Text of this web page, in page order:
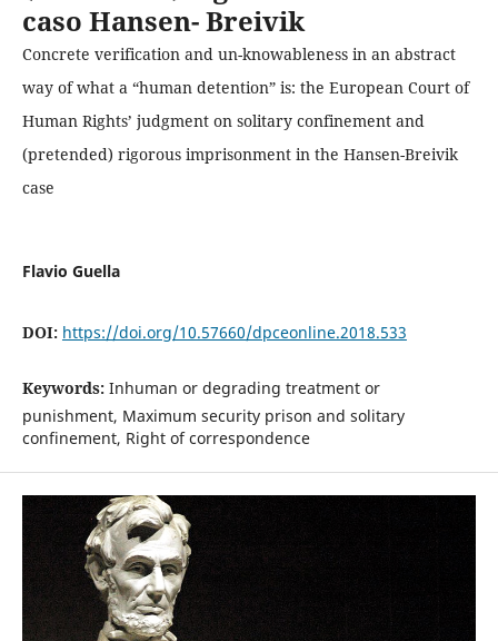
caso Hansen- Breivik
Concrete verification and un-knowableness in an abstract
way of what a “human detention” is: the European Court of
Human Rights’ judgment on solitary confinement and
(pretended) rigorous imprisonment in the Hansen-Breivik
case
Flavio Guella
DOI: https://doi.org/10.57660/dpceonline.2018.533
Keywords: Inhuman or degrading treatment or
punishment, Maximum security prison and solitary
confinement, Right of correspondence